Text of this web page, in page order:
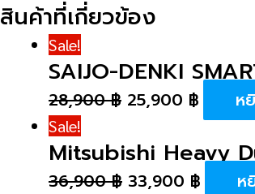
สินค้าที่เกี่ยวข้อง
Sale!
SAIJO-DENKI
28,900฿ 25,900 ฿ ห
Sale!
Mitsubishi Heavy
36,900฿ 33,900 ฿ ห